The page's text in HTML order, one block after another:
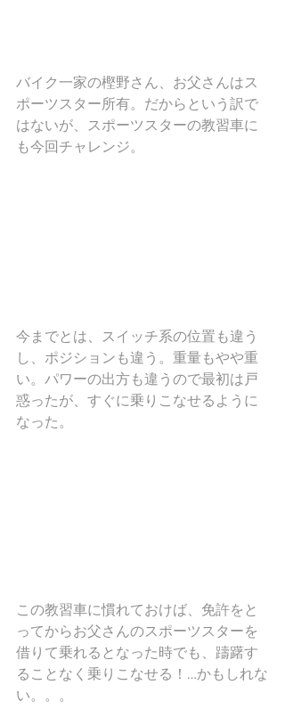
バイク一家の樫野さん、お父さんはス
ポーツスター所有。だからという訳で
はないが、スポーツスターの教習車に
も今回チャレンジ。
今までとは、スイッチ系の位置も違う
し、ポジションも違う。重量もやや重
い。パワーの出方も違うので最初は戸
惑ったが、すぐに乗りこなせるように
なった。
この教習車に慣れておけば、免許をと
ってからお父さんのスポーツスターを
借りて乗れるとなった時でも、躊躇す
ることなく乗りこなせる！…かもしれな
い。。。